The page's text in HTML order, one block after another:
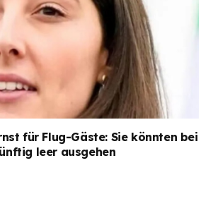
für Flug-Gäste: Sie könnten bei
leer ausgehen